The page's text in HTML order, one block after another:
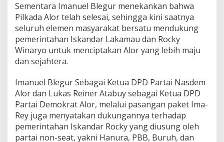
Sementara Imanuel Blegur menekankan bahwa
Pilkada Alor telah selesai, sehingga kini saatnya
seluruh elemen masyarakat bersatu mendukung
pemerintahan Iskandar Lakamau dan Rocky
Winaryo untuk menciptakan Alor yang lebih maju
dan sejahtera.
Imanuel Blegur Sebagai Ketua DPD Partai Nasdem
Alor dan Lukas Reiner Atabuy sebagai Ketua DPD
Partai Demokrat Alor, melalui pasangan paket Ima-
Rey juga menyatakan dukungannya terhadap
pemerintahan Iskandar Rocky yang diusung oleh
partai non-seat, yakni Hanura, PBB, Buruh, dan